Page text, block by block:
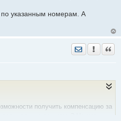
по указанным номерам. А
Отправить
получить компенсацию за